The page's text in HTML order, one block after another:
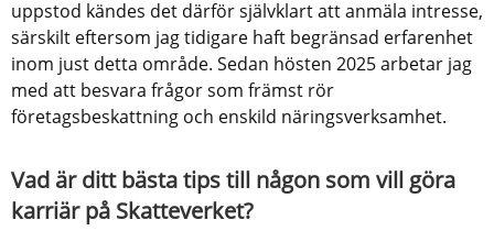
uppstod kändes det därför självklart att anmäla intresse,
särskilt eftersom jag tidigare haft begränsad erfarenhet
inom just detta område. Sedan hösten 2025 arbetar jag
med att besvara frågor som främst rör
företagsbeskattning och enskild näringsverksamhet.
Vad är ditt bästa tips till någon som vill göra
karriär på Skatteverket?